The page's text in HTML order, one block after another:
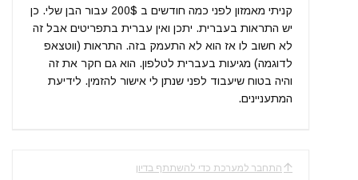
קניתי מאמזון לפני כמה חודשים ב 200$ עבור הבן שלי. כן
יש התראות בעברית. יתכן ואין עברית בתפריטים אבל זה
לא חשוב לו אז הוא לא התעמק בזה. התראות (ווטצאפ
לדוגמה) מגיעות בעברית לטלפון. הוא גם חקר את זה
והיה בטוח שיעבוד לפני שנתן לי אישור להזמין. לידיעת
המתעניינים.
התחבר למערכת כדי להשתתף בדיון